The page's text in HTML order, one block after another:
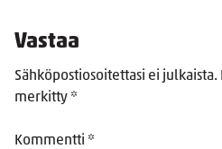
Vastaa
Sähköpostiosoitettasi ei julkaista.
merkitty *
Kommentti *